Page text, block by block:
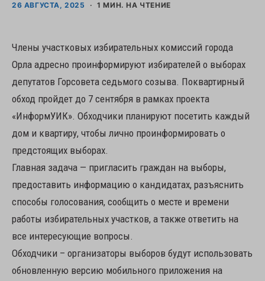
26 АВГУСТА, 2025 1 МИН. НА ЧТЕНИЕ
Члены участковых избирательных комиссий города
Орла адресно проинформируют избирателей о выборах
депутатов Горсовета седьмого созыва. Поквартирный
обход пройдет до 7 сентября в рамках проекта
«ИнформУИК». Обходчики планируют посетить каждый
дом и квартиру, чтобы лично проинформировать о
предстоящих выборах.
Главная задача — пригласить граждан на выборы,
предоставить информацию о кандидатах, разъяснить
способы голосования, сообщить о месте и времени
работы избирательных участков, а также ответить на
все интересующие вопросы.
Обходчики – организаторы выборов будут использовать
обновленную версию мобильного приложения на